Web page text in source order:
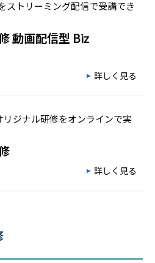
ストリーミング配信で受講でき
動画配信型 Biz
詳しく見る
リジナル研修をオンラインで実
詳しく見る